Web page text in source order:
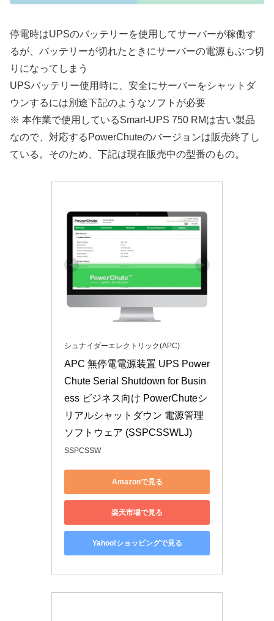
停電時はUPSのバッテリーを使用してサーバーが稼働す
るが、バッテリーが切れたときにサーバーの電源もぶつ切
りになってしまう
UPSバッテリー使用時に、安全にサーバーをシャットダ
ウンするには別途下記のようなソフトが必要
※ 本作業で使用しているSmart-UPS 750 RMは古い製品
なので、対応するPowerChuteのバージョンは販売終了し
ている。そのため、下記は現在販売中の型番のもの。
シュナイダーエレクトリック(APC)
APC 無停電電源装置 UPS Power
Chute Serial Shutdown for Busin
ess ビジネス向け PowerChuteシ
リアルシャットダウン 電源管理
ソフトウェア (SSPCSSWLJ)
SSPCSSW
Amazonで見る
楽天市場で見る
Yahoo!ショッピングで見る